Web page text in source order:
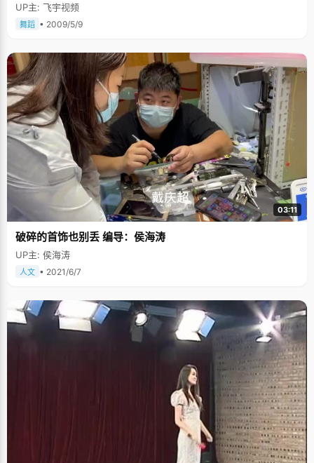
UP主: 飞宇视频
舞蹈 • 2009/5/9
03:11
破碎的首饰也别丢 编导：侯海涛
UP主: 侯海涛
人文 • 2021/6/7